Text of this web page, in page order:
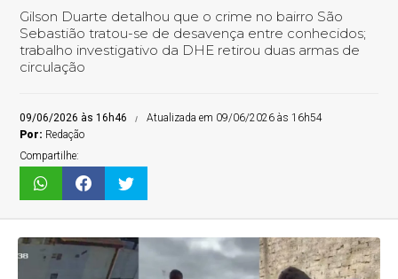
Gilson Duarte detalhou que o crime no bairro São
Sebastião tratou-se de desavença entre conhecidos;
trabalho investigativo da DHE retirou duas armas de
circulação
09/06/2026 às 16h46
Atualizada em 09/06/2026 às 16h54
Por: Redação
Compartilhe: